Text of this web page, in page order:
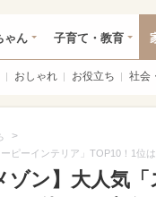
ゃん 子育て・教育
おしゃれ お役立ち 社会
>
ピーインテリア」TOP10！1位
ゾン】大人気